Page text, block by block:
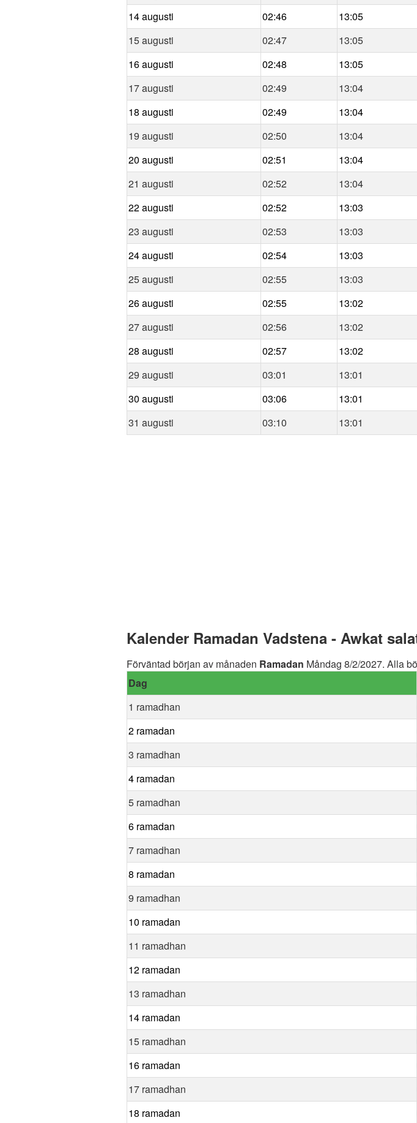
14 augusti
02:46 13:05
15 augusti
02:47 13:05
16 augusti
02:48 13:05
17 augusti
02:49 13:04
18 augusti
02:49 13:04
19 augusti
02:50 13:04
20 augusti
02:51 13:04
21 augusti
02:52 13:04
22 augusti
02:52 13:03
23 augusti
02:53 13:03
24 augusti
02:54 13:03
25 augusti
02:55 13:03
26 augusti
02:55 13:02
27 augusti
02:56 13:02
28 augusti
02:57 13:02
29 augusti
03:01 13:01
30 augusti
03:06 13:01
31 augusti
03:10 13:01
Kalender Ramadan Vadstena - Awkat
Förväntad början av månaden Ramadan Måndag 8/2/2027. Alla
Dag
1 ramadhan
2 ramadan
3 ramadhan
4 ramadan
5 ramadhan
6 ramadan
7 ramadhan
8 ramadan
9 ramadhan
10 ramadan
11 ramadhan
12 ramadan
13 ramadhan
14 ramadan
15 ramadhan
16 ramadan
17 ramadhan
18 ramadan